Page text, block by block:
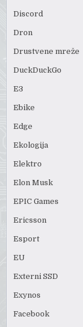
Discord
Dron
Drustvene mreže
DuckDuckGo
E3
Ebike
Edge
Ekologija
Elektro
Elon Musk
EPIC Games
Ericsson
Esport
EU
Externi SSD
Exynos
Facebook